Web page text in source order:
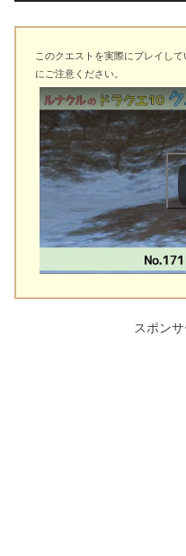
このクエストを実際にプレイし
にご注意ください。
スポン